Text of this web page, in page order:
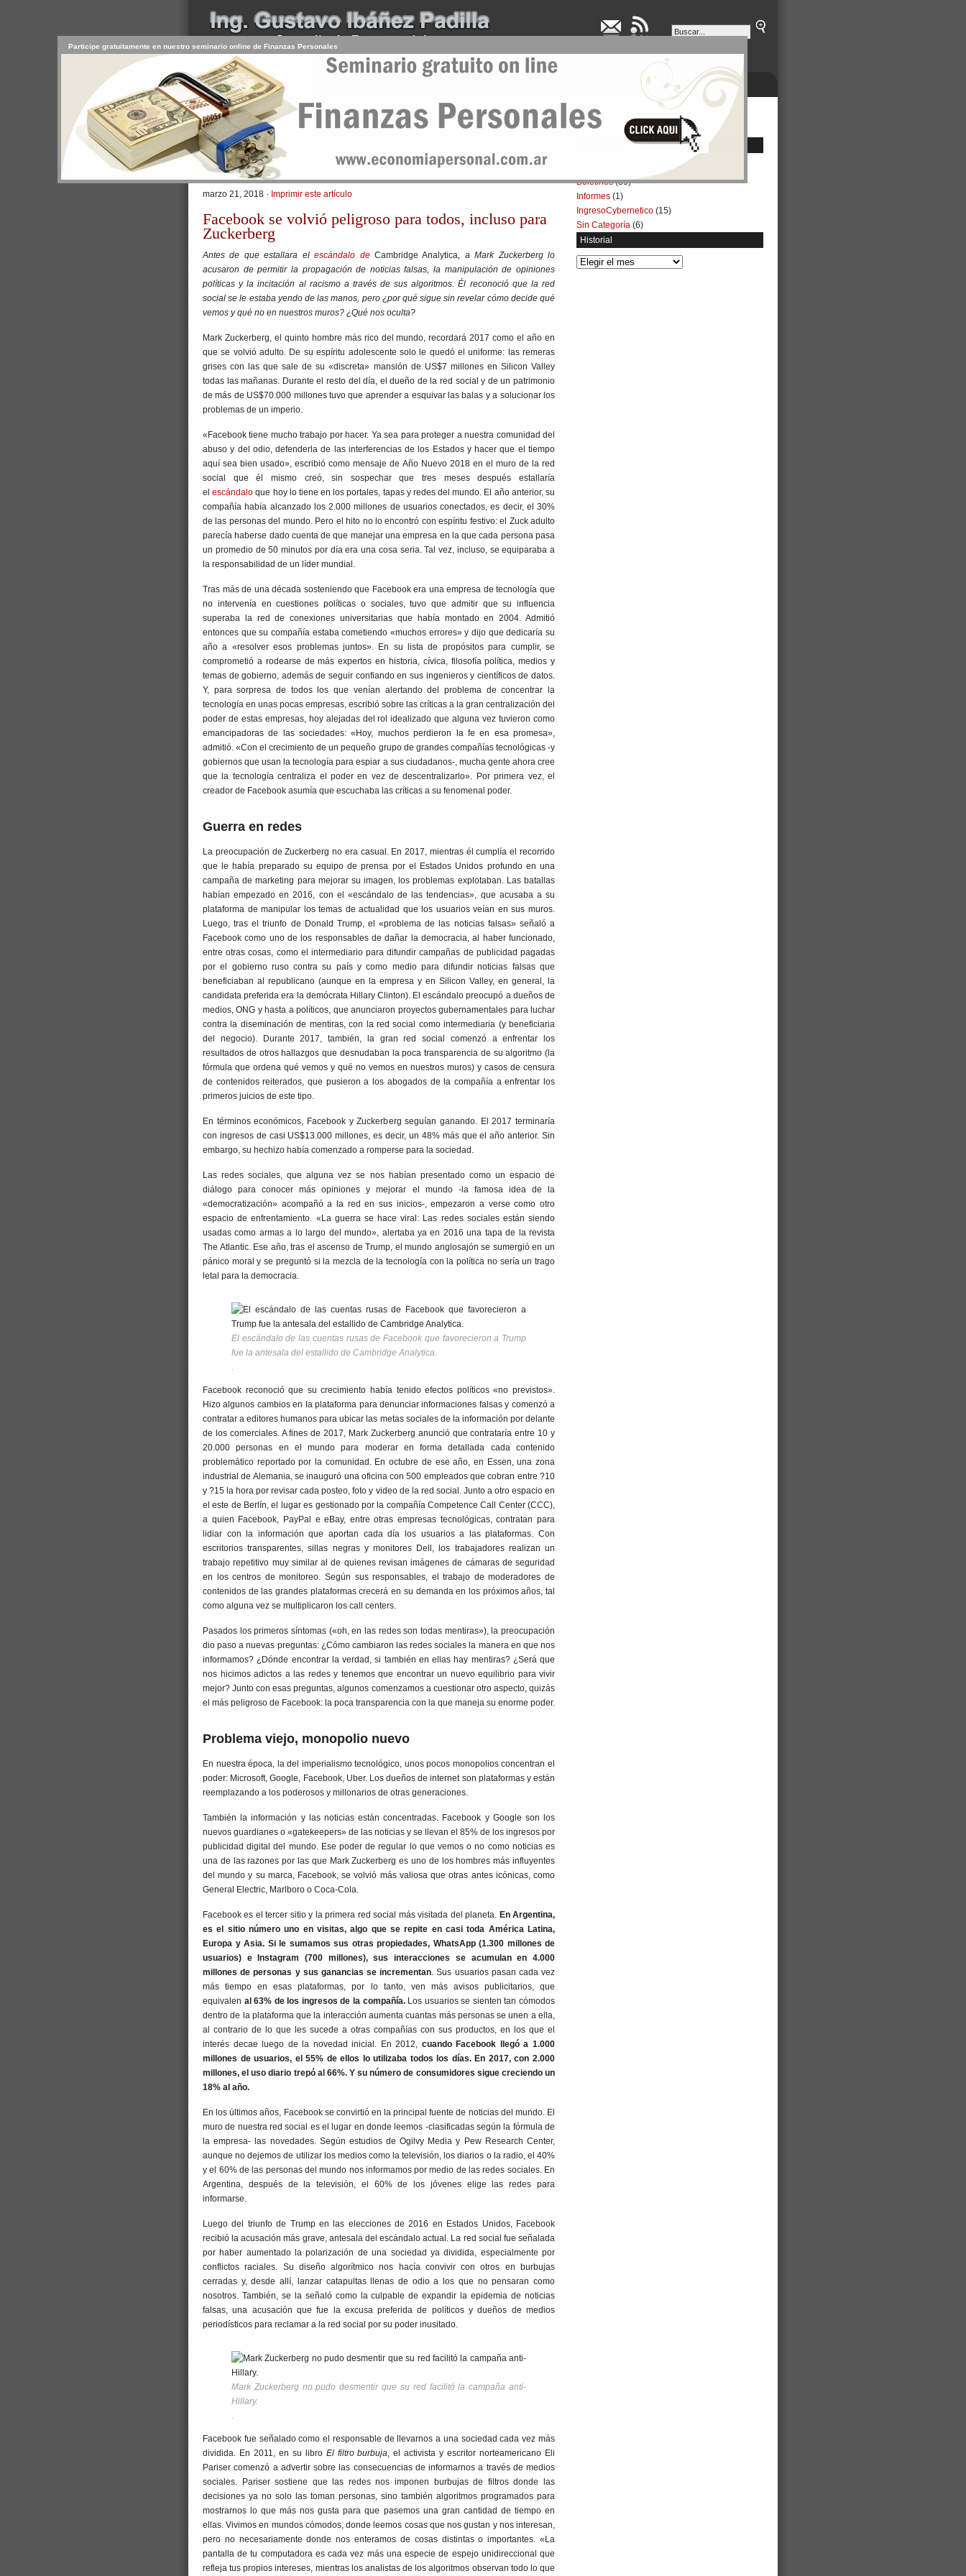
INICIO SERVICIOS BOLETINES NEGOCIOS
CONTACTO USUARIO
>Inicio/Artículos / ¿Es Facebook una amenaza? | Economía Personal
¿Es Facebook una amenaza?
marzo 21, 2018 · Imprimir este artículo
Facebook se volvió peligroso para todos, incluso para
Zuckerberg
Antes de que estallara elescándalo de Cambridge Analytica, a Mark Zuckerberg lo
acusaron de permitir la propagación de noticias falsas, la manipulación de opiniones
políticas y la incitación al racismo a través de sus algoritmos. Él reconoció que la red
social se le estaba yendo de las manos, pero ¿por qué sigue sin revelar cómo decide qué
vemos y qué no en nuestros muros? ¿Qué nos oculta?
Mark Zuckerberg, el quinto hombre más rico del mundo, recordará 2017 como el año en
que se volvió adulto. De su espíritu adolescente solo le quedó el uniforme: las remeras
grises con las que sale de su «discreta» mansión de US$7 millones en Silicon Valley
todas las mañanas. Durante el resto del día, el dueño de la red social y de un patrimonio
de más de US$70.000 millones tuvo que aprender a esquivar las balas y a solucionar los
problemas de un imperio.
«Facebook tiene mucho trabajo por hacer. Ya sea para proteger a nuestra comunidad del
abuso y del odio, defenderla de las interferencias de los Estados y hacer que el tiempo
aquí sea bien usado», escribió como mensaje de Año Nuevo 2018 en el muro de la red
social que él mismo creó, sin sospechar que tres meses después estallaría
elescándalo que hoy lo tiene en los portales, tapas y redes del mundo. El año anterior, su
compañía había alcanzado los 2.000 millones de usuarios conectados, es decir, el 30%
de las personas del mundo. Pero el hito no lo encontró con espíritu festivo: el Zuck adulto
parecía haberse dado cuenta de que manejar una empresa en la que cada persona pasa
un promedio de 50 minutos por día era una cosa seria. Tal vez, incluso, se equiparaba a
la responsabilidad de un líder mundial.
Tras más de una década sosteniendo que Facebook era una empresa de tecnología que
no intervenía en cuestiones políticas o sociales, tuvo que admitir que su influencia
superaba la red de conexiones universitarias que había montado en 2004. Admitió
entonces que su compañía estaba cometiendo «muchos errores» y dijo que dedicaría su
año a «resolver esos problemas juntos». En su lista de propósitos para cumplir, se
comprometió a rodearse de más expertos en historia, cívica, filosofía política, medios y
temas de gobierno, además de seguir confiando en sus ingenieros y científicos de datos.
Y, para sorpresa de todos los que venían alertando del problema de concentrar la
tecnología en unas pocas empresas, escribió sobre las críticas a la gran centralización del
poder de estas empresas, hoy alejadas del rol idealizado que alguna vez tuvieron como
emancipadoras de las sociedades: «Hoy, muchos perdieron la fe en esa promesa»,
admitió. «Con el crecimiento de un pequeño grupo de grandes compañías tecnológicas -y
gobiernos que usan la tecnología para espiar a sus ciudadanos-, mucha gente ahora cree
que la tecnología centraliza el poder en vez de descentralizarlo». Por primera vez, el
creador de Facebook asumía que escuchaba las críticas a su fenomenal poder.
Guerra en redes
La preocupación de Zuckerberg no era casual. En 2017, mientras él cumplía el recorrido
que le había preparado su equipo de prensa por el Estados Unidos profundo en una
campaña de marketing para mejorar su imagen, los problemas explotaban. Las batallas
habían empezado en 2016, con el «escándalo de las tendencias», que acusaba a su
plataforma de manipular los temas de actualidad que los usuarios veían en sus muros.
Luego, tras el triunfo de Donald Trump, el «problema de las noticias falsas» señaló a
Facebook como uno de los responsables de dañar la democracia, al haber funcionado,
entre otras cosas, como el intermediario para difundir campañas de publicidad pagadas
por el gobierno ruso contra su país y como medio para difundir noticias falsas que
beneficiaban al republicano (aunque en la empresa y en Silicon Valley, en general, la
candidata preferida era la demócrata Hillary Clinton). El escándalo preocupó a dueños de
medios, ONG y hasta a políticos, que anunciaron proyectos gubernamentales para luchar
contra la diseminación de mentiras, con la red social como intermediaria (y beneficiaria
del negocio). Durante 2017, también, la gran red social comenzó a enfrentar los
resultados de otros hallazgos que desnudaban la poca transparencia de su algoritmo (la
fórmula que ordena qué vemos y qué no vemos en nuestros muros) y casos de censura
de contenidos reiterados, que pusieron a los abogados de la compañía a enfrentar los
primeros juicios de este tipo.
En términos económicos, Facebook y Zuckerberg seguían ganando. El 2017 terminaría
con ingresos de casi US$13.000 millones, es decir, un 48% más que el año anterior. Sin
embargo, su hechizo había comenzado a romperse para la sociedad.
Las redes sociales, que alguna vez se nos habían presentado como un espacio de
diálogo para conocer más opiniones y mejorar el mundo -la famosa idea de la
«democratización» acompañó a la red en sus inicios-, empezaron a verse como otro
espacio de enfrentamiento. «La guerra se hace viral: Las redes sociales están siendo
usadas como armas a lo largo del mundo», alertaba ya en 2016 una tapa de la revista
The Atlantic. Ese año, tras el ascenso de Trump, el mundo anglosajón se sumergió en un
pánico moral y se preguntó si la mezcla de la tecnología con la política no sería un trago
letal para la democracia.
El escándalo de las cuentas rusas de Facebook que favorecieron a Trump
fue la antesala del estallido de Cambridge Analytica.
.
Facebook reconoció que su crecimiento había tenido efectos políticos «no previstos».
Hizo algunos cambios en la plataforma para denunciar informaciones falsas y comenzó a
contratar a editores humanos para ubicar las metas sociales de la información por delante
de los comerciales. A fines de 2017, Mark Zuckerberg anunció que contrataría entre 10 y
20.000 personas en el mundo para moderar en forma detallada cada contenido
problemático reportado por la comunidad. En octubre de ese año, en Essen, una zona
industrial de Alemania, se inauguró una oficina con 500 empleados que cobran entre ?10
y ?15 la hora por revisar cada posteo, foto y video de la red social. Junto a otro espacio en
el este de Berlín, el lugar es gestionado por la compañía Competence Call Center (CCC),
a quien Facebook, PayPal e eBay, entre otras empresas tecnológicas, contratan para
lidiar con la información que aportan cada día los usuarios a las plataformas. Con
escritorios transparentes, sillas negras y monitores Dell, los trabajadores realizan un
trabajo repetitivo muy similar al de quienes revisan imágenes de cámaras de seguridad
en los centros de monitoreo. Según sus responsables, el trabajo de moderadores de
contenidos de las grandes plataformas crecerá en su demanda en los próximos años, tal
como alguna vez se multiplicaron los call centers.
Pasados los primeros síntomas («oh, en las redes son todas mentiras»), la preocupación
dio paso a nuevas preguntas: ¿Cómo cambiaron las redes sociales la manera en que nos
informamos? ¿Dónde encontrar la verdad, si también en ellas hay mentiras? ¿Será que
nos hicimos adictos a las redes y tenemos que encontrar un nuevo equilibrio para vivir
mejor? Junto con esas preguntas, algunos comenzamos a cuestionar otro aspecto, quizás
el más peligroso de Facebook: la poca transparencia con la que maneja su enorme poder.
Problema viejo, monopolio nuevo
En nuestra época, la del imperialismo tecnológico, unos pocos monopolios concentran el
poder: Microsoft, Google, Facebook, Uber. Los dueños de internet son plataformas y están
reemplazando a los poderosos y millonarios de otras generaciones.
También la información y las noticias están concentradas. Facebook y Google son los
nuevos guardianes o «gatekeepers» de las noticias y se llevan el 85% de los ingresos por
publicidad digital del mundo. Ese poder de regular lo que vemos o no como noticias es
una de las razones por las que Mark Zuckerberg es uno de los hombres más influyentes
del mundo y su marca, Facebook, se volvió más valiosa que otras antes icónicas, como
General Electric, Marlboro o Coca-Cola.
Facebook es el tercer sitio y la primera red social más visitada del planeta. En Argentina,
es el sitio número uno en visitas, algo que se repite en casi toda América Latina,
Europa y Asia. Si le sumamos sus otras propiedades, WhatsApp (1.300 millones de
usuarios) e Instagram (700 millones), sus interacciones se acumulan en 4.000
millones de personas y sus ganancias se incrementan . Sus usuarios pasan cada vez
más tiempo en esas plataformas, por lo tanto, ven más avisos publicitarios, que
equivalen al 63% de los ingresos de la compañía.Los usuarios se sienten tan cómodos
dentro de la plataforma que la interacción aumenta cuantas más personas se unen a ella,
al contrario de lo que les sucede a otras compañías con sus productos, en los que el
interés decae luego de la novedad inicial. En 2012, cuando Facebook llegó a 1.000
millones de usuarios, el 55% de ellos lo utilizaba todos los días. En 2017, con 2.000
millones, el uso diario trepó al 66%. Y su número de consumidores sigue creciendo un
18% al año.
En los últimos años, Facebook se convirtió en la principal fuente de noticias del mundo. El
muro de nuestra red social es el lugar en donde leemos -clasificadas según la fórmula de
la empresa- las novedades. Según estudios de Ogilvy Media y Pew Research Center,
aunque no dejemos de utilizar los medios como la televisión, los diarios o la radio, el 40%
y el 60% de las personas del mundo nos informamos por medio de las redes sociales. En
Argentina, después de la televisión, el 60% de los jóvenes elige las redes para
informarse.
Luego del triunfo de Trump en las elecciones de 2016 en Estados Unidos, Facebook
recibió la acusación más grave, antesala del escándalo actual. La red social fue señalada
por haber aumentado la polarización de una sociedad ya dividida, especialmente por
conflictos raciales. Su diseño algorítmico nos hacía convivir con otros en burbujas
cerradas y, desde allí, lanzar catapultas llenas de odio a los que no pensaran como
nosotros. También, se la señaló como la culpable de expandir la epidemia de noticias
falsas, una acusación que fue la excusa preferida de políticos y dueños de medios
periodísticos para reclamar a la red social por su poder inusitado.
Mark Zuckerberg no pudo desmentir que su red facilitó la campaña anti-
Hillary.
Facebook fue señalado como el responsable de llevarnos a una sociedad cada vez más
dividida. En 2011, en su libro El filtro burbuja
, el activista y escritor norteamericano Eli
Pariser comenzó a advertir sobre las consecuencias de informarnos a través de medios
sociales. Pariser sostiene que las redes nos imponen burbujas de filtros donde las
decisiones ya no solo las toman personas, sino también algoritmos programados para
mostrarnos lo que más nos gusta para que pasemos una gran cantidad de tiempo en
ellas. Vivimos en mundos cómodos, donde leemos cosas que nos gustan y nos interesan,
pero no necesariamente donde nos enteramos de cosas distintas o importantes. «La
pantalla de tu computadora es cada vez más una especie de espejo unidireccional que
refleja tus propios intereses, mientras los analistas de los algoritmos observan todo lo que
Participe gratuitamente en nuestro seminario online de Finanzas Personales
Boletines(39)
Informes (1)
IngresoCybernetico (15)
Sin Categoría (6)
Historial
Historial